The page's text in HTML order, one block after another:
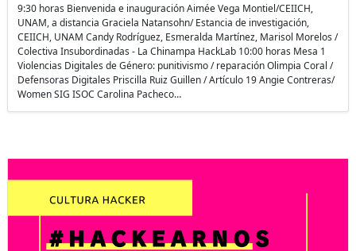
9:30 horas Bienvenida e inauguración Aimée Vega Montiel/CEIICH,
UNAM, a distancia Graciela Natansohn/ Estancia de investigación,
CEIICH, UNAM Candy Rodríguez, Esmeralda Martínez, Marisol Morelos /
Colectiva Insubordinadas - La Chinampa HackLab 10:00 horas Mesa 1
Violencias Digitales de Género: punitivismo / reparación Olimpia Coral /
Defensoras Digitales Priscilla Ruiz Guillen / Artículo 19 Angie Contreras/
Women SIG ISOC Carolina Pacheco…